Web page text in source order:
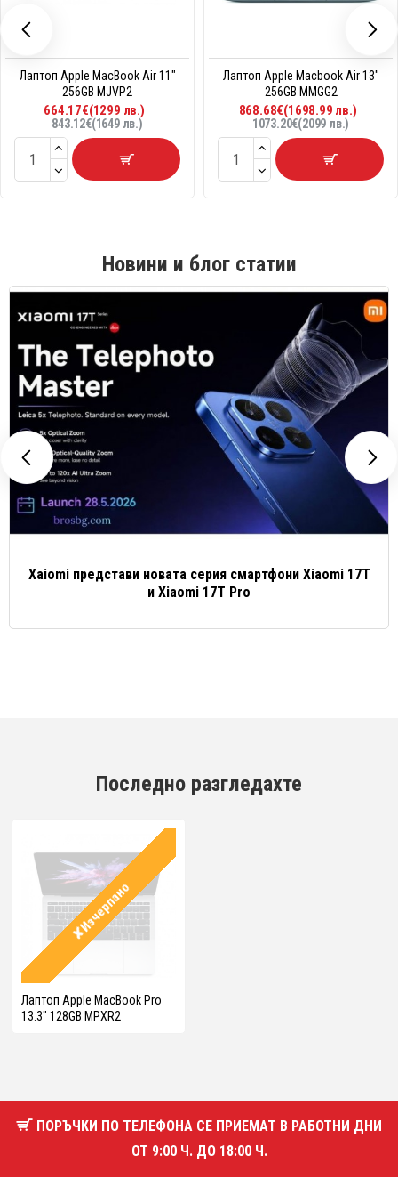
Лаптоп Apple MacBook Air 11"
256GB MJVP2
664.17€(1299 лв.)
843.12€(1649 лв.)
Лаптоп Apple Macbook Air 13"
256GB MMGG2
868.68€(1698.99 лв.)
1073.20€(2099 лв.)
Новини и блог статии
Xaiomi представи новата серия смартфони Xiaomi 17T
и Xiaomi 17T Pro
Последно разгледахте
✘Изчерпано
Лаптоп Apple MacBook Pro
13.3" 128GB MPXR2
ПОРЪЧКИ ПО ТЕЛЕФОНА СЕ ПРИЕМАТ В РАБОТНИ ДНИ
ОТ 9:00 Ч. ДО 18:00 Ч.